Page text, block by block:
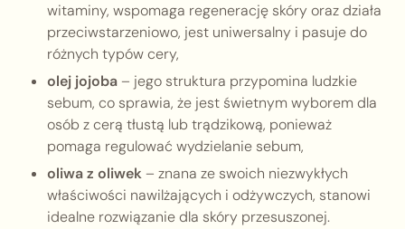
witaminy, wspomaga regenerację skóry oraz działa
przeciwstarzeniowo, jest uniwersalny i pasuje do
różnych typów cery,
olej jojoba– jego struktura przypomina ludzkie
sebum, co sprawia, że jest świetnym wyborem dla
osób z cerą tłustą lub trądzikową, ponieważ
pomaga regulować wydzielanie sebum,
oliwa z oliwek– znana ze swoich niezwykłych
właściwości nawilżających i odżywczych, stanowi
idealne rozwiązanie dla skóry przesuszonej.